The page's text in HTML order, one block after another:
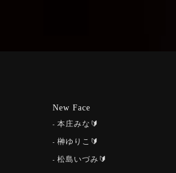
New Face
本庄みな🔰
榊ゆりこ🔰
松島いづみ🔰